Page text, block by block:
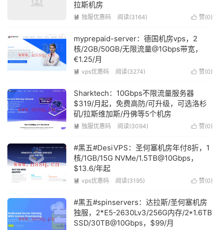
拉斯机房
 赞(0)
 独服优惠码 阅读(3164)
myprepaid-server：德国机房vps，2
核/2GB/50GB/无限流量@1Gbps带宽，
€1.25/月
 赞(0)
 vps优惠码 阅读(3274)
Sharktech：10Gbps不限流量服务器
$319/月起，免费高防/可升级，可选洛杉
矶/拉斯维加斯/丹佛等5个机房
 赞(0)
 独服优惠码 阅读(3094)
#黑五#DesiVPS：圣何塞机房年付8折，1
核/1GB/15G NVMe/1.5TB@10Gbps，
$13.6/年起
 赞(0)
 vps优惠码 阅读(3195)
#黑五#spinservers：达拉斯/圣何塞机房
独服，2*E5-2630Lv3/256G内存/2*1.6TB
SSD/30TB@10Gbps，$99/月